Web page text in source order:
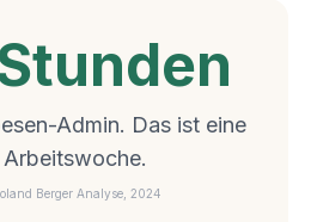
Admin. Das ist eine
Berger Analyse, 2024